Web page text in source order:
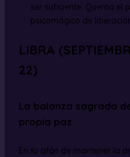
ser suficiente. Quema el
psicomágico de
LIBRA
22)
La balanza sagrada
propia paz
En tu afán de mantener la